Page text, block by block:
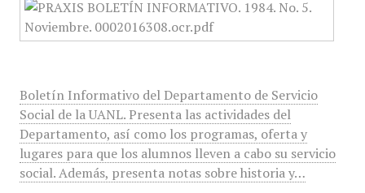
Boletín Informativo del Departamento de Servicio
Social de la UANL. Presenta las actividades del
Departamento, así como los programas, oferta y
lugares para que los alumnos lleven a cabo su servicio
social. Además, presenta notas sobre historia y…